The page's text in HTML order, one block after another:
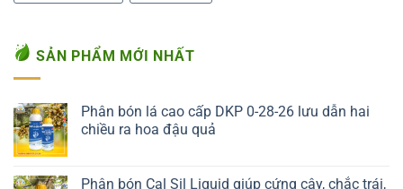
SẢN PHẨM MỚI NHẤT
Phân bón lá cao cấp DKP 0-28-26 lưu dẫn hai
chiều ra hoa đậu quả
Phân bón Cal Sil Liquid giúp cứng cây, chắc trái,